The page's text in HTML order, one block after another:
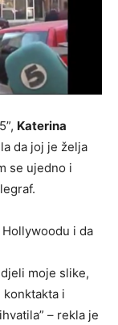
Katerina
da joj je želja
se ujedno i
i da
moje slike,
i
– rekla je